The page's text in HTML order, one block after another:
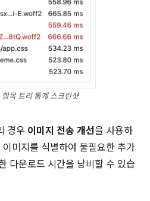
목 트리 통계 스크린샷
경우 이미지 전송 개선을 사용하
미지를 식별하여 불필요한 추가
다운로드 시간을 낭비할 수 있습